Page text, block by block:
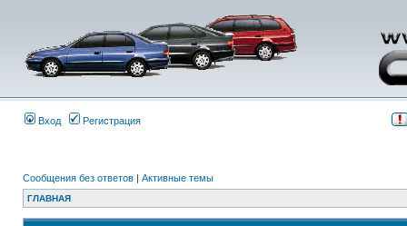
Вход Регистрация
Сообщения без ответов | Активные темы
ГЛАВНАЯ